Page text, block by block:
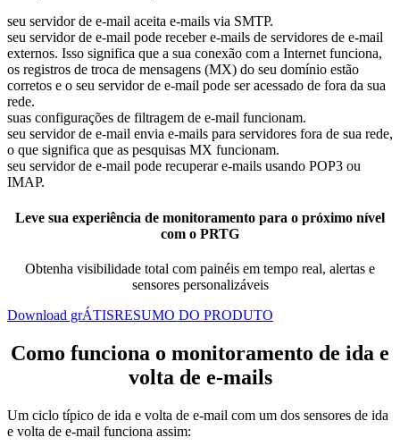
seu servidor de e-mail aceita e-mails via SMTP.
seu servidor de e-mail pode receber e-mails de servidores de e-mail
externos. Isso significa que a sua conexão com a Internet funciona,
os registros de troca de mensagens (MX) do seu domínio estão
corretos e o seu servidor de e-mail pode ser acessado de fora da sua
rede.
suas configurações de filtragem de e-mail funcionam.
seu servidor de e-mail envia e-mails para servidores fora de sua rede,
o que significa que as pesquisas MX funcionam.
seu servidor de e-mail pode recuperar e-mails usando POP3 ou
IMAP.
Leve sua experiência de monitoramento para o próximo nível
com o PRTG
Obtenha visibilidade total com painéis em tempo real, alertas e
sensores personalizáveis
Download grÁTISRESUMO DO PRODUTO
Como funciona o monitoramento de ida e
volta de e-mails
Um ciclo típico de ida e volta de e-mail com um dos sensores de ida
e volta de e-mail funciona assim: